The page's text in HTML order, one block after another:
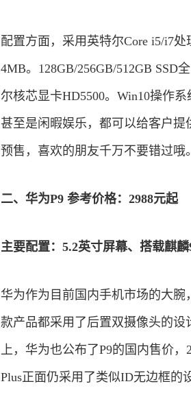
配置方面，采用英特尔Core i5/i7
4MB。128GB/256GB/512GB SSD
尔核芯显卡HD5500。Win10操作
甚至是闲暇娱乐，都可以给客户
预售，喜欢的朋友千万不要错过哦。
二、华为P9 参考价格：2988元起
主要配置：5.2英寸屏幕、搭载麒
华为作为目前国内手机市场的大腕
款产品都采用了后置双摄像头的
上，华为也公布了P9的国内售价
Plus正面仍采用了类似ID无边框的